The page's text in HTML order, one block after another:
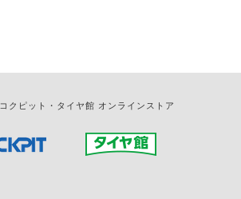
コクピット・タイヤ館 オンラインストア